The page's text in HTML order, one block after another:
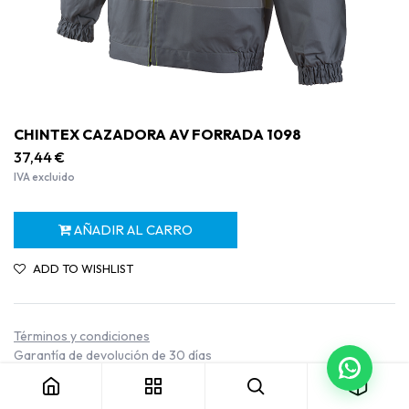
CHINTEX CAZADORA AV FORRADA 1098
37,44€
IVA excluido
AÑADIR AL CARRO
ADD TO WISHLIST
Términos y condiciones
Garantía de devolución de 30 días
Envío: 2-3 días laborables